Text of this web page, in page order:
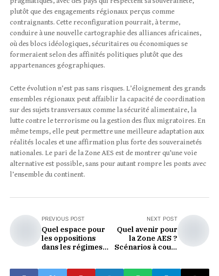
plutôt que des engagements régionaux perçus comme
contraignants. Cette reconfiguration pourrait, à terme,
conduire à une nouvelle cartographie des alliances africaines,
où des blocs idéologiques, sécuritaires ou économiques se
formeraient selon des affinités politiques plutôt que des
appartenances géographiques.
Cette évolution n’est pas sans risques. L’éloignement des grands
ensembles régionaux peut affaiblir la capacité de coordination
sur des sujets transversaux comme la sécurité alimentaire, la
lutte contre le terrorisme ou la gestion des flux migratoires. En
même temps, elle peut permettre une meilleure adaptation aux
réalités locales et une affirmation plus forte des souverainetés
nationales. Le pari de la Zone AES est de montrer qu’une voie
alternative est possible, sans pour autant rompre les ponts avec
l’ensemble du continent.
PREVIOUS POST
Quel espace pour
les oppositions
dans les régimes
NEXT POST
Quel avenir pour
la Zone AES ?
Scénarios à court